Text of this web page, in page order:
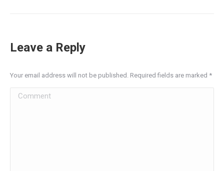
Leave a Reply
Your email address will not be published. Required fields are marked *
Comment